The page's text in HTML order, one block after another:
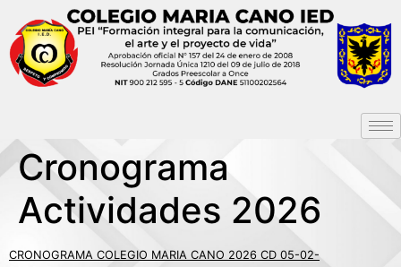
Cronograma
Actividades 2026
CRONOGRAMA COLEGIO MARIA CANO 2026 CD 05-02-